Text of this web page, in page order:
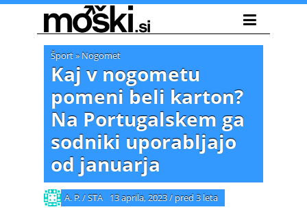
Šport» Nogomet
Kaj v nogometu
pomeni beli karton?
Na Portugalskem ga
sodniki uporabljajo
od januarja
A. P. / STA 13 aprila, 2023/ pred 3 leta